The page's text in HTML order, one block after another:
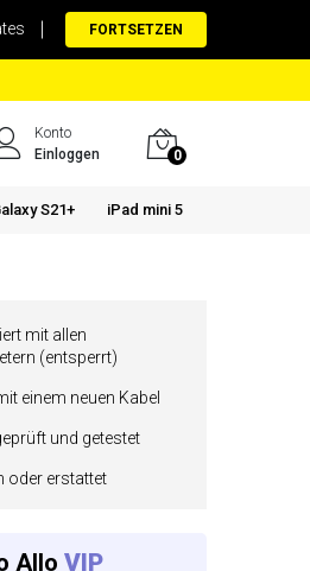
FORTSETZEN
Konto
Einloggen
0
S21+ iPad mini 5
mit allen
(entsperrt)
einem neuen Kabel
und getestet
oder erstattet
Allo VIP